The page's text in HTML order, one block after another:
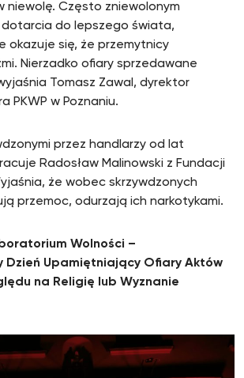
niewolę. Często zniewolonym
do lepszego świata,
okazuje się, że przemytnicy
Nierzadko ofiary sprzedawane
Tomasz Zawal, dyrektor
PKWP w Poznaniu.
przez handlarzy od lat
Radosław Malinowski z Fundacji
że wobec skrzywdzonych
przemoc, odurzają ich narkotykami.
Wolności –
Dzień Upamiętniający Ofiary Aktów
na Religię lub Wyznanie